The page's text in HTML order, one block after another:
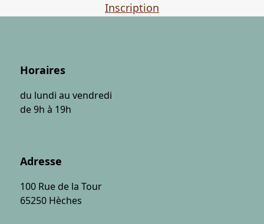
Inscription
Horaires
du lundi au vendredi
de 9h à 19h
Adresse
100 Rue de la Tour
65250 Hèches